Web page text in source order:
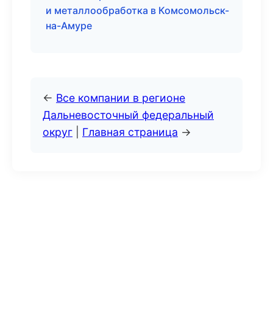
и металлообработка в Комсомольск-
на-Амуре
← Все компании в регионе
Дальневосточный федеральный
округ
Главная страница →